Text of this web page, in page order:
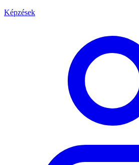
Képzések